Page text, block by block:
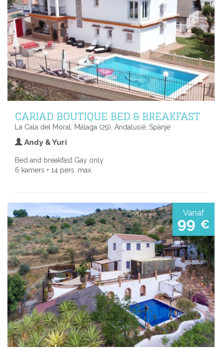
CARIAD BOUTIQUE BED & BREAKFAST
La Cala del Moral, Málaga (29), Andalusië, Spanje
Andy & Yuri
Bed and breakfast Gay only
6 kamers • 14 pers. max.
Vanaf
99 €